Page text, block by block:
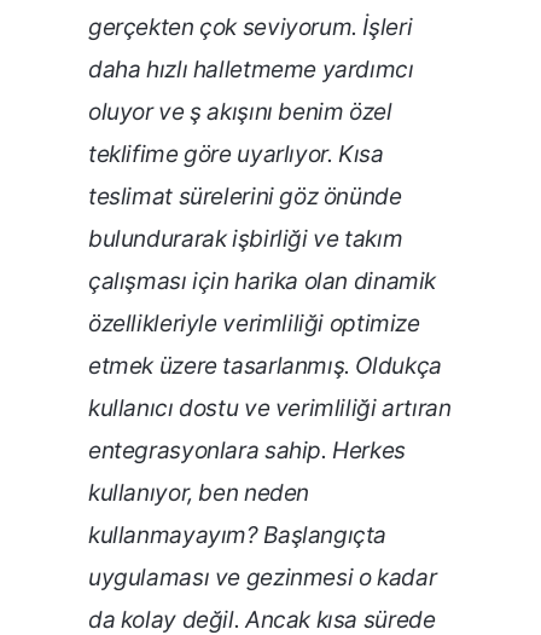
gerçekten çok seviyorum. İşleri
daha hızlı halletmeme yardımcı
oluyor ve ş akışını benim özel
teklifime göre uyarlıyor. Kısa
teslimat sürelerini göz önünde
bulundurarak işbirliği ve takım
çalışması için harika olan dinamik
özellikleriyle verimliliği optimize
etmek üzere tasarlanmış. Oldukça
kullanıcı dostu ve verimliliği artıran
entegrasyonlara sahip. Herkes
kullanıyor, ben neden
kullanmayayım? Başlangıçta
uygulaması ve gezinmesi o kadar
da kolay değil. Ancak kısa sürede